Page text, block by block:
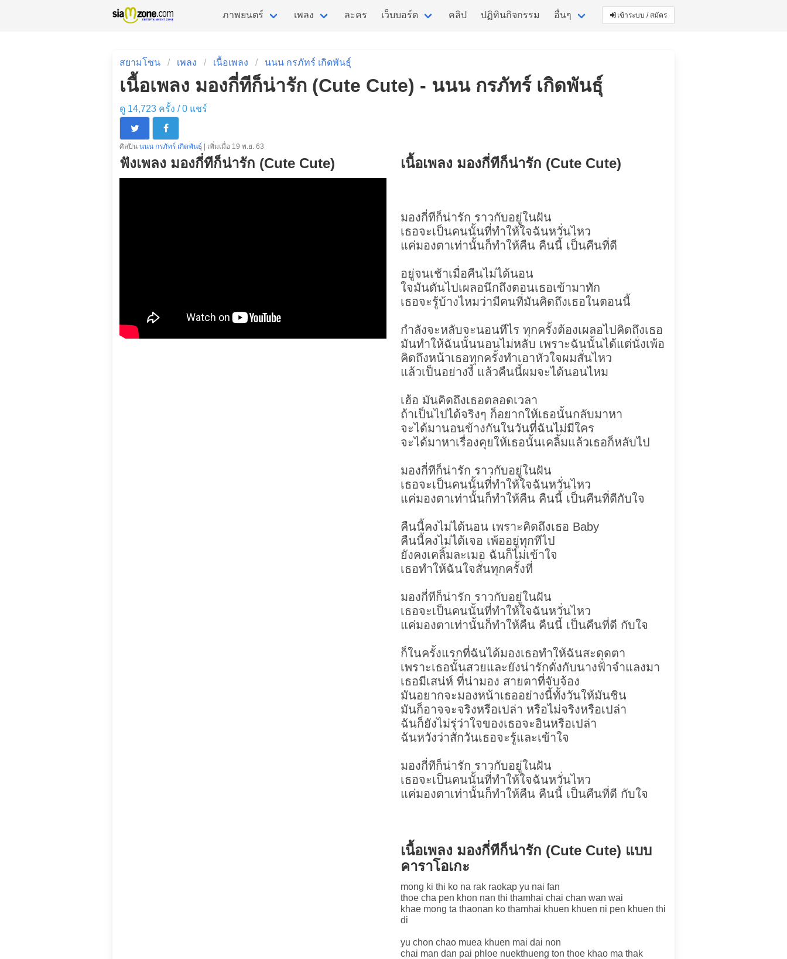
ภาพยนตร์ เพลง ละคร เว็บบอร์ด คลิป ปฏิทินกิจกรรม อื่นๆ เข้าระบบ / สมัคร
สยามโซน เพลง เนื้อเพลง นนน กรภัทร์ เกิดพันธุ์
เนื้อเพลง มองกี่ทีก็น่ารัก (Cute Cute) - นนน กรภัทร์ เกิดพันธุ์
ดู 14,723 ครั้ง /0 แชร์
ศิลปิน นนน กรภัทร์ เกิดพันธุ์ | เพิ่มเมื่อ 19 พ.ย. 63
ฟังเพลง มองกี่ทีก็น่ารัก (Cute Cute) เนื้อเพลง มองกี่ทีก็น่ารัก (Cute Cute)
มองกี่ทีก็น่ารัก ราวกับอยู่ในฝัน
เธอจะเป็นคนนั้นที่ทำให้ใจฉันหวั่นไหว
แค่มองตาเท่านั้นก็ทำให้คืน คืนนี้ เป็นคืนที่ดี
อยู่จนเช้าเมื่อคืนไม่ได้นอน
ใจมันดันไปเผลอนึกถึงตอนเธอเข้ามาทัก
เธอจะรู้บ้างไหมว่ามีคนที่มันคิดถึงเธอในตอนนี้
กำลังจะหลับจะนอนทีไร ทุกครั้งต้องเผลอไปคิดถึงเธอ
มันทำให้ฉันนั้นนอนไม่หลับ เพราะฉันนั้นได้แต่นั่งเพ้อ
คิดถึงหน้าเธอทุกครั้งทำเอาหัวใจผมสั่นไหว
แล้วเป็นอย่างงี้ แล้วคืนนี้ผมจะได้นอนไหม
เฮ้อ มันคิดถึงเธอตลอดเวลา
ถ้าเป็นไปได้จริงๆ ก็อยากให้เธอนั้นกลับมาหา
จะได้มานอนข้างกันในวันที่ฉันไม่มีใคร
จะได้มาหาเรื่องคุยให้เธอนั้นเคลิ้มแล้วเธอก็หลับไป
มองกี่ทีก็น่ารัก ราวกับอยู่ในฝัน
เธอจะเป็นคนนั้นที่ทำให้ใจฉันหวั่นไหว
แค่มองตาเท่านั้นก็ทำให้คืน คืนนี้ เป็นคืนที่ดีกับใจ
คืนนี้คงไม่ได้นอน เพราะคิดถึงเธอ Baby
คืนนี้คงไม่ได้เจอ เพ้ออยู่ทุกทีไป
ยังคงเคลิ้มละเมอ ฉันก็ไม่เข้าใจ
เธอทำให้ฉันใจสั่นทุกครั้งที่
มองกี่ทีก็น่ารัก ราวกับอยู่ในฝัน
เธอจะเป็นคนนั้นที่ทำให้ใจฉันหวั่นไหว
แค่มองตาเท่านั้นก็ทำให้คืน คืนนี้ เป็นคืนที่ดี กับใจ
ก็ในครั้งแรกที่ฉันได้มองเธอทำให้ฉันสะดุดตา
เพราะเธอนั้นสวยและยังน่ารักดั่งกับนางฟ้าจำแลงมา
เธอมีเสน่ห์ ที่น่ามอง สายตาที่จับจ้อง
มันอยากจะมองหน้าเธออย่างนี้ทั้งวันให้มันชิน
มันก็อาจจะจริงหรือเปล่า หรือไม่จริงหรือเปล่า
ฉันก็ยังไม่รุ่ว่าใจของเธอจะอินหรือเปล่า
ฉันหวังว่าสักวันเธอจะรู้และเข้าใจ
มองกี่ทีก็น่ารัก ราวกับอยู่ในฝัน
เธอจะเป็นคนนั้นที่ทำให้ใจฉันหวั่นไหว
แค่มองตาเท่านั้นก็ทำให้คืน คืนนี้ เป็นคืนที่ดี กับใจ
เนื้อเพลง มองกี่ทีก็น่ารัก (Cute Cute) แบบ
คาราโอเกะ
mong ki thi ko na rak raokap yu nai fan
thoe cha pen khon nan thi thamhai chai chan wan wai
khae mong ta thaonan ko thamhai khuen khuen ni pen khuen thi
di
yu chon chao muea khuen mai dai non
chai man dan pai phloe nuekthueng ton thoe khao ma thak